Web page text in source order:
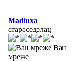
Madiuxa
староседелац
Ван
мреже